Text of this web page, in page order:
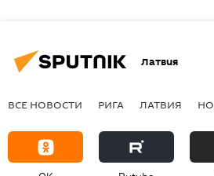
Латвия
ВСЕ НОВОСТИ РИГА ЛАТВИЯ